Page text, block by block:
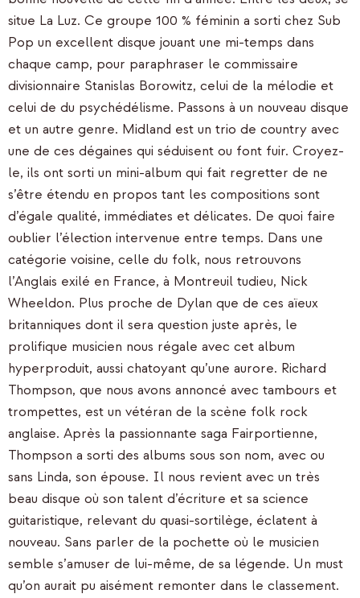
situe La Luz. Ce groupe 100 % féminin a sorti chez Sub
Pop un excellent disque jouant une mi-temps dans
chaque camp, pour paraphraser le commissaire
divisionnaire Stanislas Borowitz, celui de la mélodie et
celui de du psychédélisme. Passons à un nouveau disque
et un autre genre. Midland est un trio de country avec
une de ces dégaines qui séduisent ou font fuir. Croyez-
le, ils ont sorti un mini-album qui fait regretter de ne
s’être étendu en propos tant les compositions sont
d’égale qualité, immédiates et délicates. De quoi faire
oublier l’élection intervenue entre temps. Dans une
catégorie voisine, celle du folk, nous retrouvons
l’Anglais exilé en France, à Montreuil tudieu, Nick
Wheeldon. Plus proche de Dylan que de ces aïeux
britanniques dont il sera question juste après, le
prolifique musicien nous régale avec cet album
hyperproduit, aussi chatoyant qu’une aurore. Richard
Thompson, que nous avons annoncé avec tambours et
trompettes, est un vétéran de la scène folk rock
anglaise. Après la passionnante saga Fairportienne,
Thompson a sorti des albums sous son nom, avec ou
sans Linda, son épouse. Il nous revient avec un très
beau disque où son talent d’écriture et sa science
guitaristique, relevant du quasi-sortilège, éclatent à
nouveau. Sans parler de la pochette où le musicien
semble s’amuser de lui-même, de sa légende. Un must
qu’on aurait pu aisément remonter dans le classement.